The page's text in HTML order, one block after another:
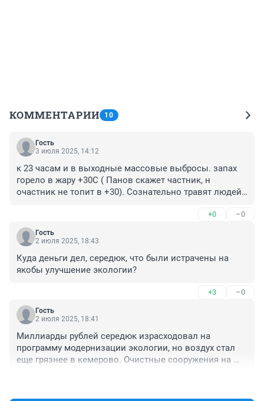
КОММЕНТАРИИ 10
Гость
3 июля 2025, 14:12
к 23 часам и в выходные массовые выбросы. запах
горело в жару +30С ( Панов скажет частник, н
очастник не топит в +30). Сознательно травят людей!
внукам? посмотрите где и как живут внуки -правнуки
Сталина и Брежнева. Хоть бы историю читали
+0 –0
Гость
2 июля 2025, 18:43
Куда деньги дел, середюк, что были истрачены на
якобы улучшение экологии?
+3 –0
Гость
2 июля 2025, 18:41
Миллиарды рублей середюк израсходовал на
программу модернизации экологии, но воздух стал
еще грязнее в кемерово. Очистные сооружения на